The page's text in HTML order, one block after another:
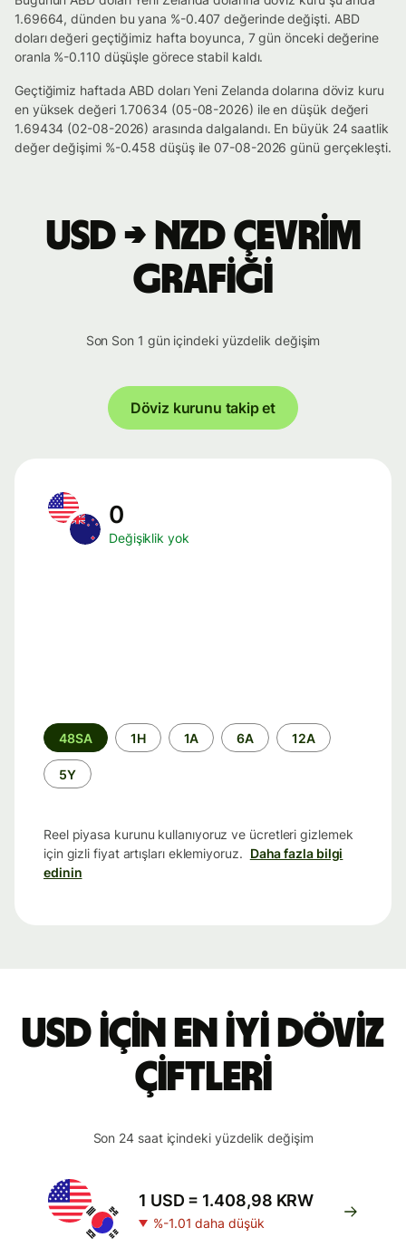
1.69664, dünden bu yana %-0.407 değerinde değişti. ABD
doları değeri geçtiğimiz hafta boyunca, 7 gün önceki değerine
oranla %-0.110 düşüşle görece stabil kaldı.
Geçtiğimiz haftada ABD doları Yeni Zelanda dolarına döviz kuru
en yüksek değeri 1.70634 (05-08-2026) ile en düşük değeri
1.69434 (02-08-2026) arasında dalgalandı. En büyük 24 saatlik
değer değişimi %-0.458 düşüş ile 07-08-2026 günü gerçekleşti.
USD → NZD çevrim
grafiği
Son Son 1 gün içindeki yüzdelik değişim
Döviz kurunu takip et
0
Değişiklik yok
Zaman
aralığı
48SA 1H 1A 6A 12A
5Y
Reel piyasa kurunu kullanıyoruz ve ücretleri gizlemek
için gizli fiyat artışları eklemiyoruz. Daha fazla bilgi
edinin
USD için en iyi döviz
çiftleri
Son 24 saat içindeki yüzdelik değişim
1 USD = 1.408,98 KRW
%-1.01 daha düşük